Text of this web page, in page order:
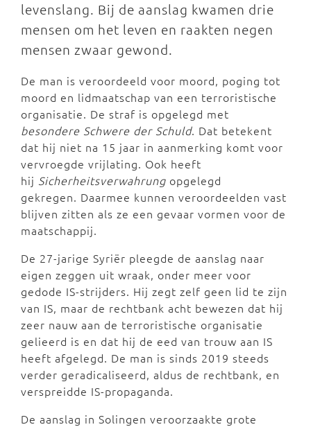
levenslang. Bij de aanslag kwamen drie
mensen om het leven en raakten negen
mensen zwaar gewond.
De man is veroordeeld voor moord, poging tot
moord en lidmaatschap van een terroristische
organisatie. De straf is opgelegd met
besondere Schwere der Schuld. Dat betekent
dat hij niet na 15 jaar in aanmerking komt voor
vervroegde vrijlating. Ook heeft
hij Sicherheitsverwahrung opgelegd
gekregen. Daarmee kunnen veroordeelden vast
blijven zitten als ze een gevaar vormen voor de
maatschappij.
De 27-jarige Syriër pleegde de aanslag naar
eigen zeggen uit wraak, onder meer voor
gedode IS-strijders. Hij zegt zelf geen lid te zijn
van IS, maar de rechtbank acht bewezen dat hij
zeer nauw aan de terroristische organisatie
gelieerd is en dat hij de eed van trouw aan IS
heeft afgelegd. De man is sinds 2019 steeds
verder geradicaliseerd, aldus de rechtbank, en
verspreidde IS-propaganda.
De aanslag in Solingen veroorzaakte grote